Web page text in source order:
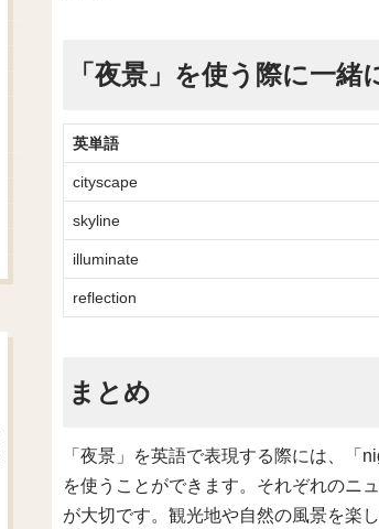
「夜景」を使う際に一
英単語
cityscape
skyline
illuminate
reflection
まとめ
「夜景」を英語で表現する際には、
を使うことができます。それぞれのニ
が大切です。観光地や自然の風景を楽